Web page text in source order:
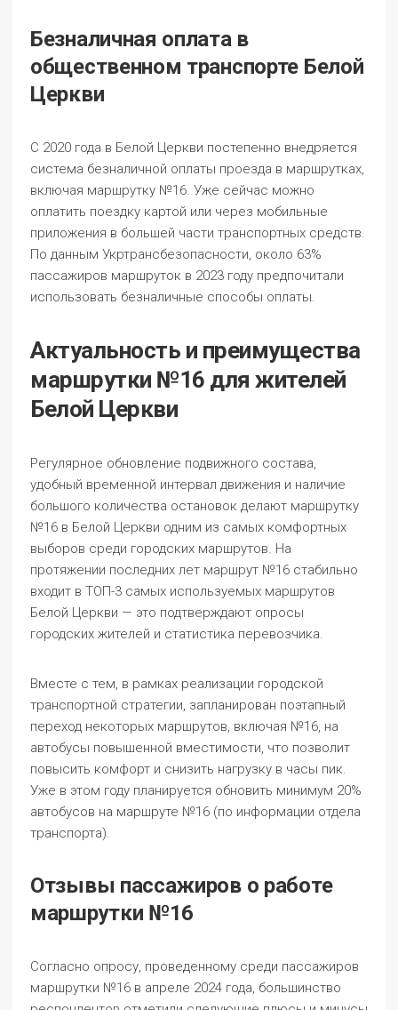
Безналичная оплата в
общественном транспорте Белой
Церкви
С 2020 года в Белой Церкви постепенно внедряется
система безналичной оплаты проезда в маршрутках,
включая маршрутку №16. Уже сейчас можно
оплатить поездку картой или через мобильные
приложения в большей части транспортных средств.
По данным Укртрансбезопасности, около 63%
пассажиров маршруток в 2023 году предпочитали
использовать безналичные способы оплаты.
Актуальность и преимущества
маршрутки №16 для жителей
Белой Церкви
Регулярное обновление подвижного состава,
удобный временной интервал движения и наличие
большого количества остановок делают маршрутку
№16 в Белой Церкви одним из самых комфортных
выборов среди городских маршрутов. На
протяжении последних лет маршрут №16 стабильно
входит в ТОП-3 самых используемых маршрутов
Белой Церкви — это подтверждают опросы
городских жителей и статистика перевозчика.
Вместе с тем, в рамках реализации городской
транспортной стратегии, запланирован поэтапный
переход некоторых маршрутов, включая №16, на
автобусы повышенной вместимости, что позволит
повысить комфорт и снизить нагрузку в часы пик.
Уже в этом году планируется обновить минимум 20%
автобусов на маршруте №16 (по информации отдела
транспорта).
Отзывы пассажиров о работе
маршрутки №16
Согласно опросу, проведенному среди пассажиров
маршрутки №16 в апреле 2024 года, большинство